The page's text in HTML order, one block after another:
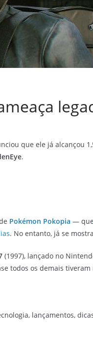
que ele já alcançou
.
Pokémon Pokopia — que
. No entanto, já se
(1997), lançado no
todos os demais
lançamentos,